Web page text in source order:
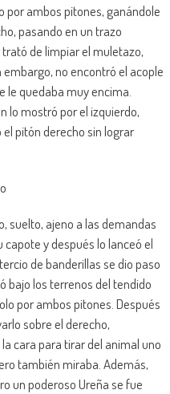
por ambos pitones, ganándole
pasando en un trazo
de limpiar el muletazo,
no encontró el acople
le quedaba muy encima.
lo mostró por el izquierdo,
pitón derecho sin lograr
suelto, ajeno a las demandas
capote y después lo lanceó el
de banderillas se dio paso
bajo los terrenos del tendido
por ambos pitones. Después
sobre el derecho,
cara para tirar del animal uno
también miraba. Además,
un poderoso Ureña se fue